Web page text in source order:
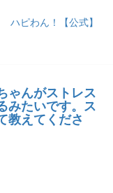
ハピわん！【公式】
ゃんがストレス
みたいです。ス
教えてくださ